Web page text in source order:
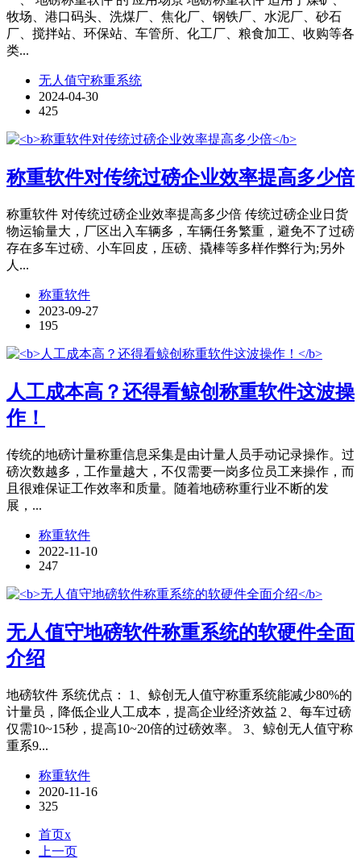
牧场、港口码头、洗煤厂、焦化厂、钢铁厂、水泥厂、砂石
厂、搅拌站、环保站、车管所、化工厂、粮食加工、收购等各
类...
无人值守称重系统
2024-04-30
425
称重软件对传统过磅企业效率提高多少倍
称重软件 对传统过磅企业效率提高多少倍 传统过磅企业日货
物运输量大，厂区出入车辆多，车辆任务繁重，避免不了过磅
存在多车过磅、小车回皮，压磅、撬棒等多样作弊行为;另外
人...
称重软件
2023-09-27
195
人工成本高？还得看鲸创称重软件这波操
作！
传统的地磅计量称重信息采集是由计量人员手动记录操作。过
磅次数越多，工作量越大，不仅需要一岗多位员工来操作，而
且很难保证工作效率和质量。随着地磅称重行业不断的发
展，...
称重软件
2022-11-10
247
无人值守地磅软件称重系统的软硬件全面
介绍
地磅软件 系统优点： 1、鲸创无人值守称重系统能减少80%的
计量员，降低企业人工成本，提高企业经济效益 2、每车过磅
仅需10~15秒，提高10~20倍的过磅效率。 3、鲸创无人值守称
重系9...
称重软件
2020-11-16
325
首页x
上一页